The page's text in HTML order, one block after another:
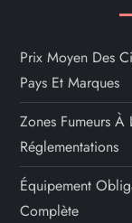
Prix Moyen Des
Pays Et Marques
Zones Fumeurs
Réglementations
Équipement
Complète